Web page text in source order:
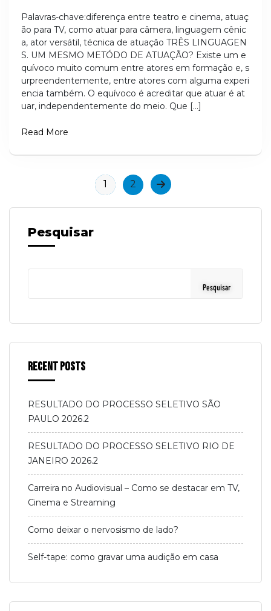
Palavras-chave:diferença entre teatro e cinema, atuaç
ão para TV, como atuar para câmera, linguagem cênic
a, ator versátil, técnica de atuação TRÊS LINGUAGEN
S. UM MESMO METÓDO DE ATUAÇÃO? Existe um e
quívoco muito comum entre atores em formação e, s
urpreendentemente, entre atores com alguma experi
encia também. O equívoco é acreditar que atuar é at
uar, independentemente do meio. Que […]
Read More
1 2
Pesquisar
Pesquisar
Recent Posts
RESULTADO DO PROCESSO SELETIVO SÃO
PAULO 2026.2
RESULTADO DO PROCESSO SELETIVO RIO DE
JANEIRO 2026.2
Carreira no Audiovisual – Como se destacar em TV,
Cinema e Streaming
Como deixar o nervosismo de lado?
Self-tape: como gravar uma audição em casa